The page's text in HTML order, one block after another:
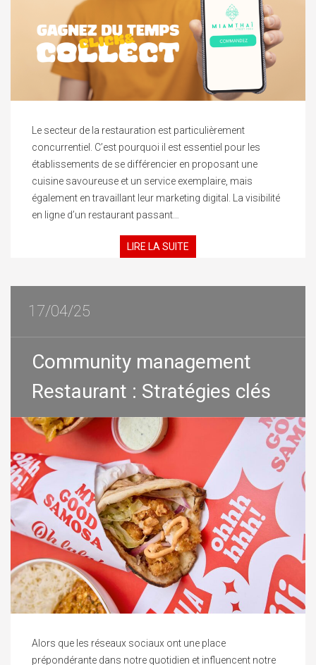
Le secteur de la restauration est particulièrement
concurrentiel. C’est pourquoi il est essentiel pour les
établissements de se différencier en proposant une
cuisine savoureuse et un service exemplaire, mais
également en travaillant leur marketing digital. La visibilité
en ligne d’un restaurant passant…
LIRE LA SUITE
17/04/25
Community management
Restaurant : Stratégies clés
Alors que les réseaux sociaux ont une place
prépondérante dans notre quotidien et influencent notre